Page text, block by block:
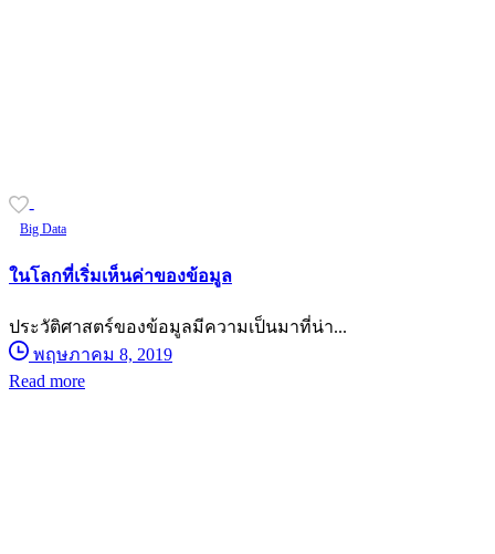
-
Big Data
ในโลกที่เริ่มเห็นค่าของข้อมูล
ประวัติศาสตร์ของข้อมูลมีความเป็นมาที่น่า...
พฤษภาคม 8, 2019
Read more